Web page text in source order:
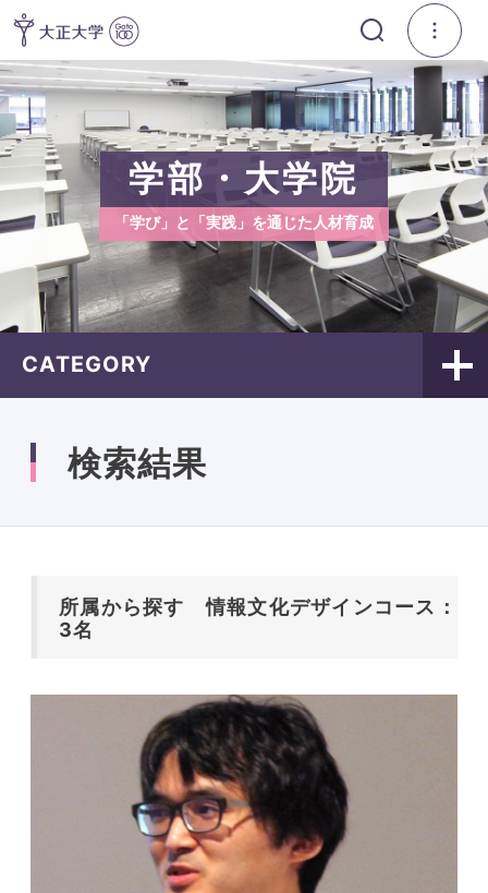
学部・大学院
「学び」と「実践」を通じた人材育成
CATEGORY
検索結果
所属から探す 情報文化デザインコース：
3名